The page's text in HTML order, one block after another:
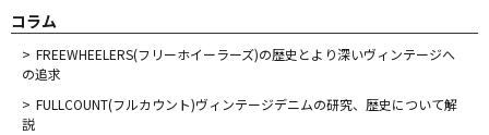
コラム
FREEWHEELERS(フリーホイーラーズ)の歴史とより深いヴィンテージへ
の追求
FULLCOUNT(フルカウント)ヴィンテージデニムの研究、歴史について解
説